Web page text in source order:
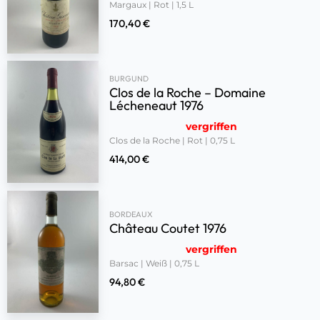
Margaux | Rot | 1,5 L
170,40€
BURGUND
Clos de la Roche – Domaine
Lécheneaut 1976
vergriffen
Clos de la Roche | Rot | 0,75 L
414,00€
BORDEAUX
Château Coutet 1976
vergriffen
Barsac | Weiß | 0,75 L
94,80€